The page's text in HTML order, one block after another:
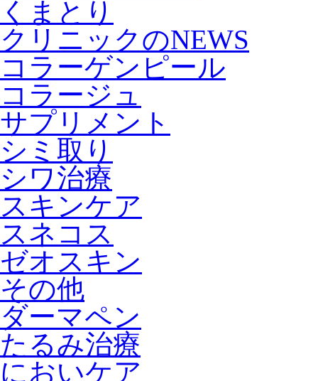
くまとり
クリニックのNEWS
コラーゲンピール
コラージュ
サプリメント
シミ取り
シワ治療
スキンケア
スネコス
ゼオスキン
その他
ダーマペン
たるみ治療
においケア